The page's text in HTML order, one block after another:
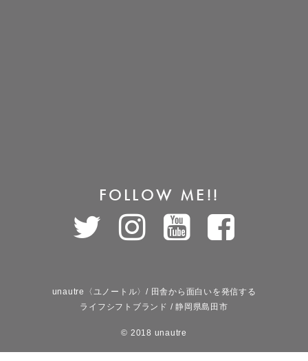
FOLLOW ME!!
unautre〈ユノートル〉/ 田舎から面白いを発信する
ライフシフトブランド / 静岡県島田市
© 2018 unautre